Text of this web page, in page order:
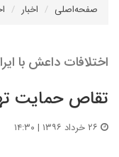
صفحه‌اصلی اخبار
اختلافات داعش با
تقاص حمایت